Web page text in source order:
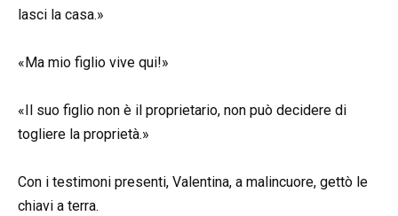
lasci la casa.»
«Ma mio figlio vive qui!»
«Il suo figlio non è il proprietario, non può decidere di
togliere la proprietà.»
Con i testimoni presenti, Valentina, a malincuore, gettò le
chiavi a terra.